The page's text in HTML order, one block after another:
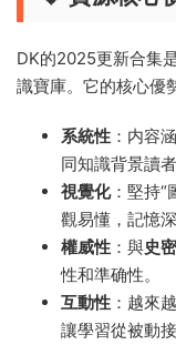
DK的2025更新合集
識寶庫。它的核心優
系統性 ：内容
同知識背景讀者
視覺化：堅持“
觀易懂，記憶深
權威性 ：與史
性和準确性。
互動性 ：越來
讓學習從被動